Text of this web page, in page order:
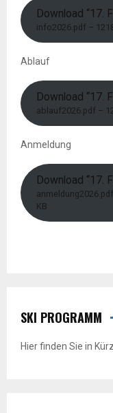
Download “17.
info2026.pdf –
Ablauf
Download “17.
ablauf2026.pdf –
Anmeldung
Download “17.
KB
SKI PROGRAMM
Hier finden Sie in